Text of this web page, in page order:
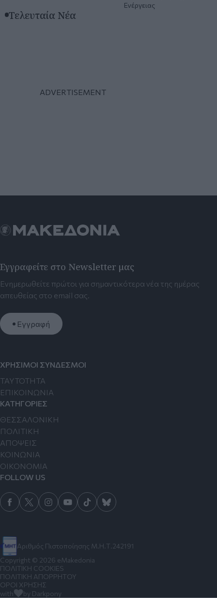
Ενέργειας
Τελευταία Νέα
Εγγραφείτε στο Newsletter μας
Ενημερωθείτε πρώτοι για σημαντικότερα νέα της ημέρας
απευθείας στο email σας.
Εγγραφή
Αριθμός Πιστοποίησης Μ.Η.Τ.242191
ΧΡΗΣΙΜΟΙ ΣΥΝΔΕΣΜΟΙ
TAYTOTHTA
ΕΠΙΚΟΙΝΩΝΙΑ
ΚΑΤΗΓΟΡΙΕΣ
ΘΕΣΣΑΛΟΝΙΚΗ
ΠΟΛΙΤΙΚΗ
ΑΠΟΨΕΙΣ
ΚΟΙΝΩΝΙΑ
ΟΙΚΟΝΟΜΙΑ
FOLLOW US
Copyright © 2026 eMakedonia
ΠΟΛΙΤΙΚΗ COOKIES
ΠΟΛΙΤΙΚΗ ΑΠΟΡΡΗΤΟΥ
ΟΡΟΙ ΧΡΗΣΗΣ
with
by Darkpony